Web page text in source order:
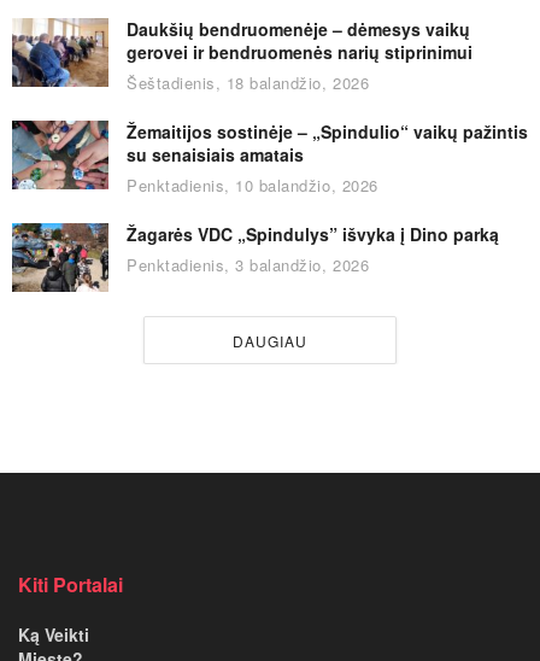
Daukšių bendruomenėje – dėmesys vaikų
gerovei ir bendruomenės narių stiprinimui
Šeštadienis, 18 balandžio, 2026
Žemaitijos sostinėje – „Spindulio“ vaikų pažintis
su senaisiais amatais
Penktadienis, 10 balandžio, 2026
Žagarės VDC „Spindulys” išvyka į Dino parką
Penktadienis, 3 balandžio, 2026
DAUGIAU
Kiti Portalai
Ką Veikti